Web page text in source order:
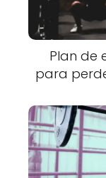
Plan de
para